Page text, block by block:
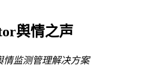
舆情之声
情监测管理解决方案